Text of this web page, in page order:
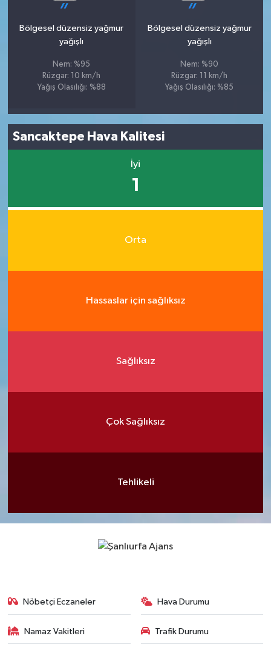
Bölgesel düzensiz yağmur
yağışlı
Nem: %95
Rüzgar: 10 km/h
Yağış Olasılığı: %88
Bölgesel düzensiz yağmur
yağışlı
Nem: %90
Rüzgar: 11 km/h
Yağış Olasılığı: %85
Sancaktepe Hava Kalitesi
İyi
1
Orta
Hassaslar için sağlıksız
Sağlıksız
Çok Sağlıksız
Tehlikeli
Nöbetçi Eczaneler Hava Durumu
Namaz Vakitleri Trafik Durumu